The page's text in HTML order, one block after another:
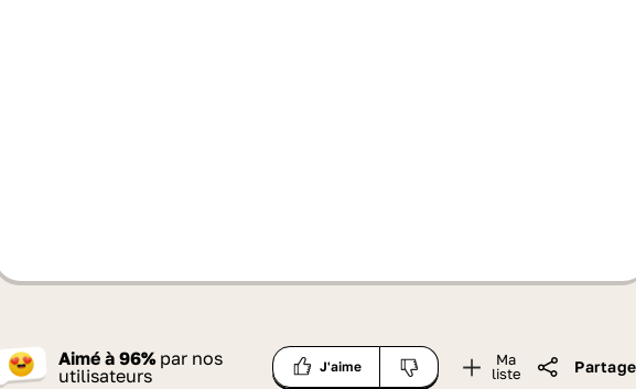
Aimé à96% par nos
utilisateurs
J'aime
Ma
liste